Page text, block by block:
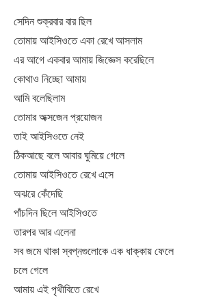
সেদিন শুক্রবার বার ছিল
তোমায় আইসিওতে একা রেখে আসলাম
এর আগে একবার আমায় জিজ্ঞেস করেছিলে
কোথাও নিচ্ছো আমায়
আমি বলেছিলাম
তোমার অক্সজেন প্রয়োজন
তাই আইসিওতে নেই
ঠিকআছে বলে আবার ঘুমিয়ে গেলে
তোমায় আইসিওতে রেখে এসে
অঝরে কেঁদেছি
পাঁচদিন ছিলে আইসিওতে
তারপর আর এলেনা
সব জমে থাকা স্বপ্নগুলোকে এক ধাক্কায় ফেলে
চলে গেলে
আমায় এই পৃথীবিতে রেখে